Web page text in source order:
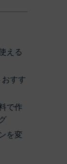
える
おすす
で作
を変